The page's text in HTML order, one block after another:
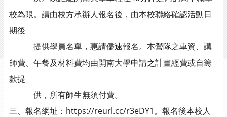
校為限。請由校方承辦人報名後，由本校聯絡確認活動日
期後
提供學員名單，惠請儘速報名。本營隊之車資、講
師費、午餐及材料費均由開南大學申請之計畫經費或自籌
款提
供，所有師生無須付費。
三、報名網址：https://reurl.cc/r3eDY1。報名後本校人